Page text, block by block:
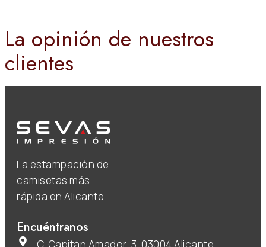
La opinión de nuestros
clientes
La estampación de
camisetas más
rápida en Alicante
Encuéntranos